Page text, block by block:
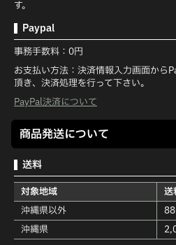
す。
Paypal
事務手数料：0円
お支払い方法：決済情報入力画面から
頂き、決済処理を行って下さい。
PayPal決済について
商品発送について
送料
対象地域 送
沖縄県以外
沖縄県